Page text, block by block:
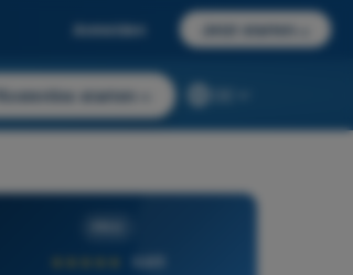
Anmelden Jetzt starten
Kostenlos starten
4,6/5